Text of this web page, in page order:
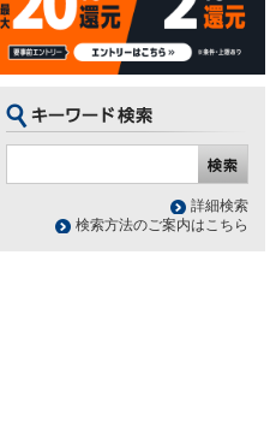
詳細検索
検索方法のご案内はこちら